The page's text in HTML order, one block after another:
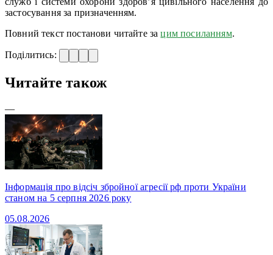
застосування за призначенням.
Повний текст постанови читайте зацим посиланням.
Поділитись:
Читайте також
—
Інформація про відсіч збройної агресії рф проти України
станом на 5 серпня 2026 року
05.08.2026